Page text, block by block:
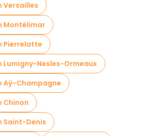
Versailles
Montélimar
Pierrelatte
Lumigny-Nesles-Ormeaux
Aÿ-Champagne
Chinon
Saint-Denis